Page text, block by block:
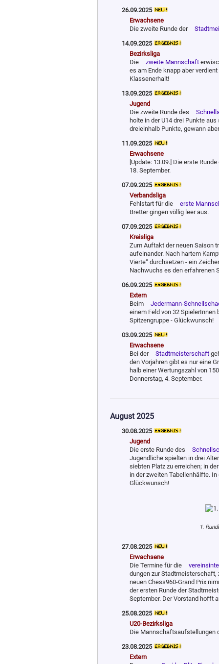
26.09.2025
Erwachsene
Die zweite Runde der
14.09.2025
Bezirksliga
Die
zweite Mannschaft
es am Ende knapp aber
Klassenerhalt!
13.09.2025
Jugend
Die zweite Runde des
holte in der U14 drei Punkte
dreieinhalb Punkte, gewann
11.09.2025
Erwachsene
[Update: 13.09.] Die erste
18. September.
07.09.2025
Verbandsliga
Fehlstart für die
erste
Bretter gingen völlig leer aus.
07.09.2025
Kreisliga
Zum Auftakt der neuen Saison
aufeinander. Nach hartem
Vierte“ durchsetzen - ein
Nachwuchs es den erfahrenen
06.09.2025
Extern
Beim
Jedermann-
einem Feld von 32
Spitzengruppe - Glückwunsch!
03.09.2025
Erwachsene
Bei der
Stadtmeisterschaft
den Vorjahren gibt es nur eine
halb einer Wertungszahl von
Donnerstag, 4. September.
August 2025
30.08.2025
Jugend
Die erste Runde des
Jugendliche spielten in drei
siebten Platz zu erreichen; in
in der zweiten Tabellenhälfte.
Glückwunsch!
1.
27.08.2025
Erwachsene
Die Termine für die
dung­en zur Stadtmeisterschaft,
neuen Chess960-Grand Prix
der ersten Runde der
September. Der Vorstand hofft
25.08.2025
U20-Bezirksliga
Die Mannschaftsaufstellungen
23.08.2025
Extern